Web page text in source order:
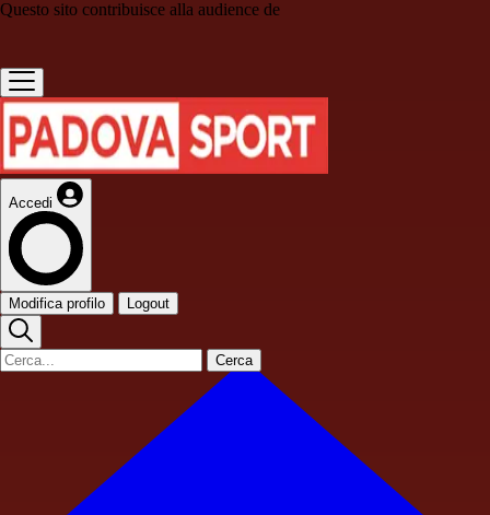
Questo sito contribuisce alla audience de
Accedi
Modifica profilo Logout
Cerca